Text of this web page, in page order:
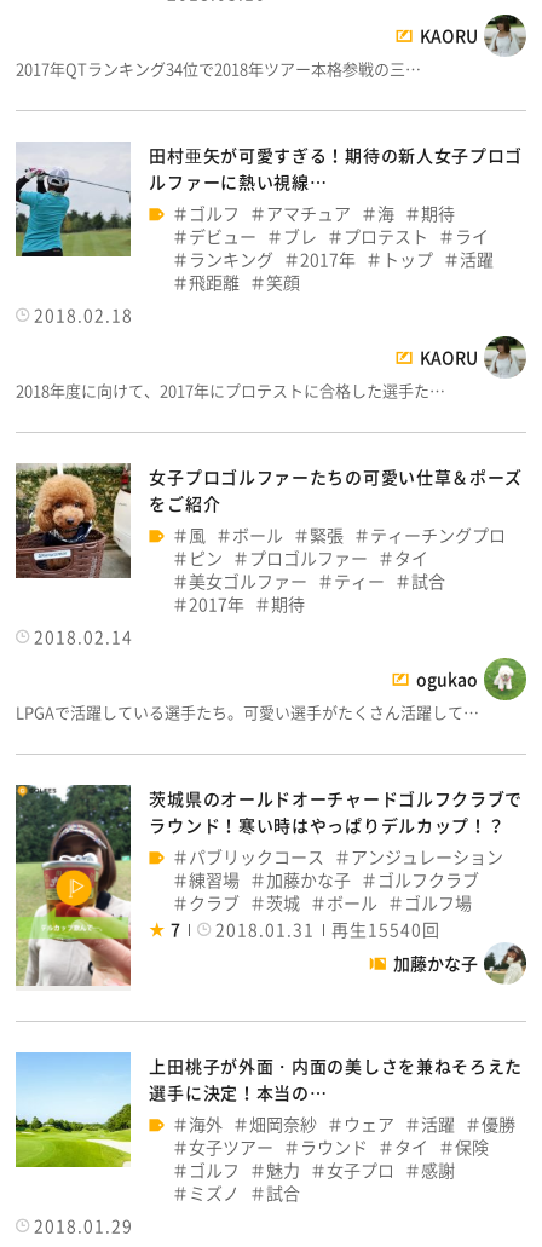
KAORU
2017年QTランキング34位で2018年ツアー本格参戦の三…
田村亜矢が可愛すぎる！期待の新人女子プロゴ
ルファーに熱い視線…
ゴルフ
アマチュア 海
期待
デビュー
ブレ プロテスト
ライ
ランキング
2017年 トップ
活躍
飛距離
笑顔
2018.02.18
KAORU
2018年度に向けて、2017年にプロテストに合格した選手た…
女子プロゴルファーたちの可愛い仕草＆ポーズ
をご紹介
風
ボール 緊張
ティーチングプロ
ピン
プロゴルファー
タイ
美女ゴルファー
ティー
試合
2017年
期待
2018.02.14
ogukao
LPGAで活躍している選手たち。可愛い選手がたくさん活躍して…
茨城県のオールドオーチャードゴルフクラブで
ラウンド！寒い時はやっぱりデルカップ！？
パブリックコース
アンジュレーション
練習場
加藤かな子
ゴルフクラブ
クラブ
茨城 ボール
ゴルフ場
7
2018.01.31
再生15540回
加藤かな子
上田桃子が外面・内面の美しさを兼ねそろえた
選手に決定！本当の…
海外
畑岡奈紗 ウェア 活躍
優勝
女子ツアー
ラウンド タイ
保険
ゴルフ
魅力 女子プロ
感謝
ミズノ
試合
2018.01.29